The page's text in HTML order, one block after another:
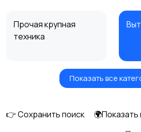
Прочая крупная
техника
ПосудомоечныеПоказать все
👉 Сохранить поиск
🌍Показать